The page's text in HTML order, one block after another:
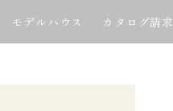
モデルハウス カタログ請求